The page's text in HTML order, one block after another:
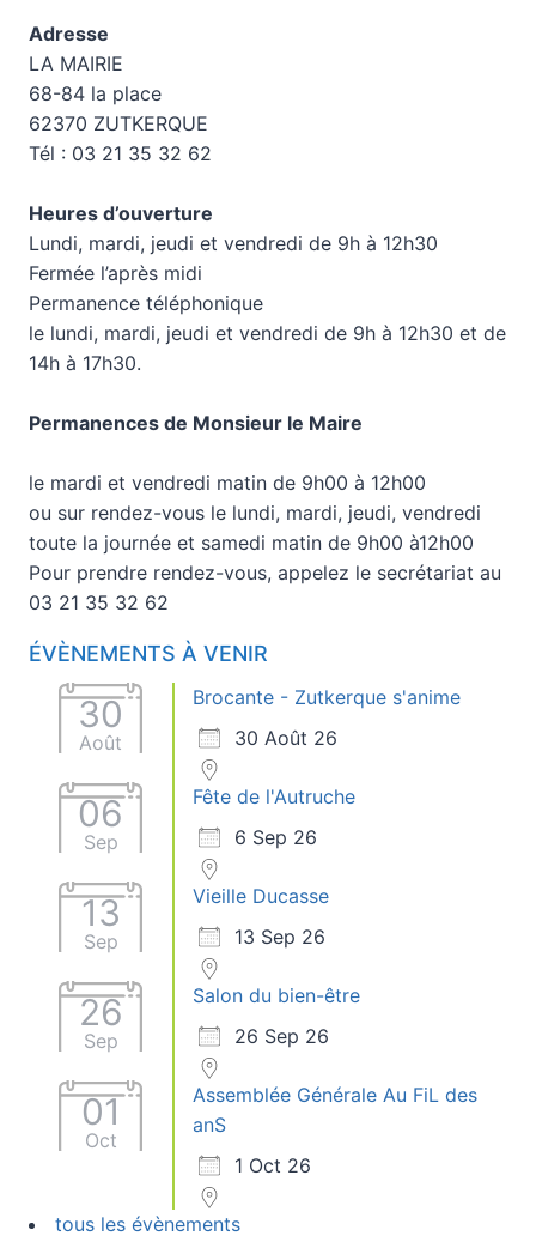
Adresse
LA MAIRIE
68-84 la place
62370 ZUTKERQUE
Tél : 03 21 35 32 62
Heures d’ouverture
Lundi, mardi, jeudi et vendredi de 9h à 12h30
Fermée l’après midi
Permanence téléphonique
le lundi, mardi, jeudi et vendredi de 9h à 12h30 et de
14h à 17h30.
Permanences de Monsieur le Maire
le mardi et vendredi matin de 9h00 à 12h00
ou sur rendez-vous le lundi, mardi, jeudi, vendredi
toute la journée et samedi matin de 9h00 à12h00
Pour prendre rendez-vous, appelez le secrétariat au
03 21 35 32 62
ÉVÈNEMENTS À VENIR
30
Août
Brocante - Zutkerque s'anime
30 Août 26
06
Sep
Fête de l'Autruche
6 Sep 26
13
Sep
Vieille Ducasse
13 Sep 26
26
Sep
Salon du bien-être
26 Sep 26
01
Oct
Assemblée Générale Au FiL des
anS
1 Oct 26
tous les évènements